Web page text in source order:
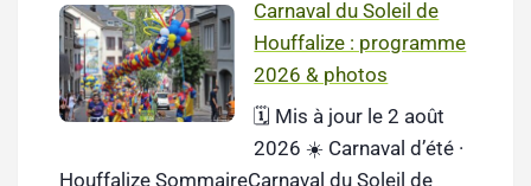
Carnaval du Soleil de
Houffalize : programme
2026 & photos
🗓️ Mis à jour le 2 août
2026 ☀️ Carnaval d’été ·
Houffalize SommaireCarnaval du Soleil de